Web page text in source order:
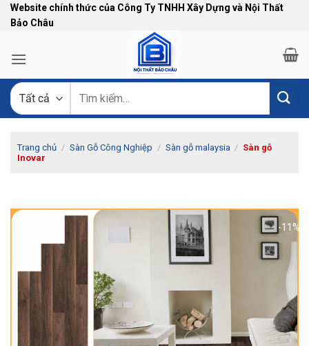
Bỏ
qua
dung
Website chính thức của Công Ty TNHH Xây Dựng và Nội Thất
Bảo Châu
kiếm:
Trang chủ / Sàn Gỗ Công Nghiệp / Sàn gỗ malaysia / Sàn gỗ
Inovar
-11%